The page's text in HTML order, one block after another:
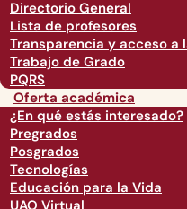
Directorio General
Lista de profesores
Transparencia y acceso a
Trabajo de Grado
PQRS
Oferta académica
¿En qué estás interesado?
Pregrados
Posgrados
Tecnologías
Educación para la Vida
UAO Virtual